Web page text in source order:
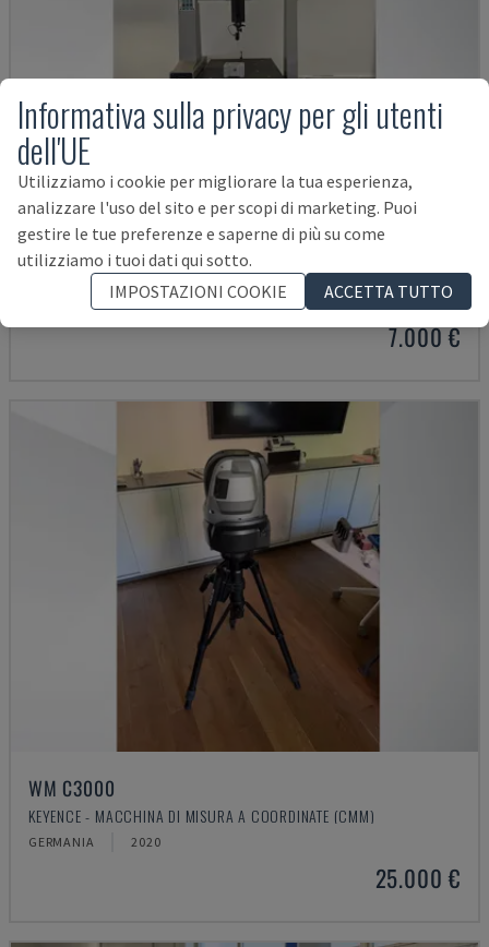
DERBY 454
ETALON - MACCHINA DI MISURA A COORDINATE (CMM)
2001
7.000 €
WM C3000
KEYENCE - MACCHINA DI MISURA A COORDINATE (CMM)
GERMANIA 2020
25.000 €
Informativa sulla privacy per gli utenti
dell'UE
Utilizziamo i cookie per migliorare la tua esperienza,
analizzare l'uso del sito e per scopi di marketing. Puoi
gestire le tue preferenze e saperne di più su come
utilizziamo i tuoi dati qui sotto.
IMPOSTAZIONI COOKIE
ACCETTA TUTTO